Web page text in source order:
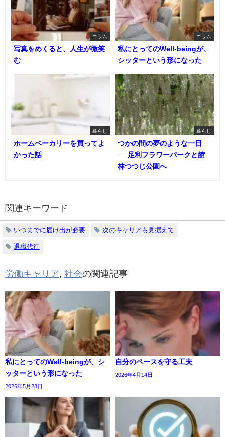
コラム
写真をめくると、人生が微笑
む
コラム
私にとってのWell-beingが、
シッターという形になった
暮らし
ホームベーカリーを買ってよ
かった話
暮らし
つかの間の夢のような一日
──足利フラワーパークと館
林つつじ公園へ
関連キーワード
いつまでに届け出が必要 次のキャリアも見据えて
退職代行
労働キャリア 社会の関連記事
私にとってのWell-beingが、シ
ッターという形になった
2026年5月28日
自分のペースを守る工夫
2026年4月14日